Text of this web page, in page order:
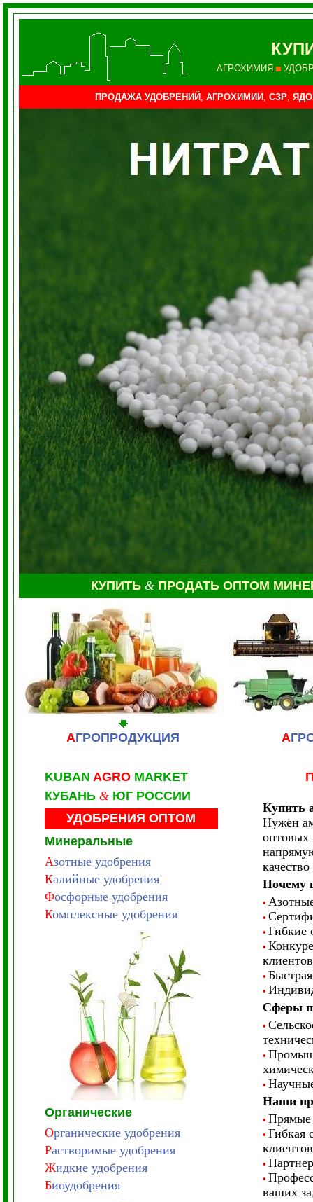
АГРОХИМИЯ
ПРОДАЖА УДОБРЕНИЙ , АГРОХИМИИ , СЗР,
КУПИТЬ & ПРОДАТЬ ОПТОМ
АГРОПРОДУКЦИЯ А
KUBAN AGRO MARKET
КУБАНЬ & ЮГ РОССИИ
УДОБРЕНИЯ ОПТОМ
Минеральные
Азотные удобрения
Калийные удобрения
Фосфорные удобрения
Комплексные удобрения
Органические
Органические удобрения
Растворимые удобрения
Жидкие удобрения
Биоудобрения
Купить
Нужен
оптовых
Почему
•
•
• Гибкие
•
•
•
Сферы
•
•
•
Наши
• Прямые
• Гибкая
•
•
ваших